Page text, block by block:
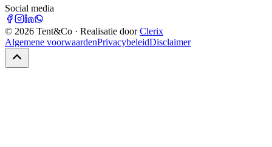
Social media
© 2026 Tent&Co · Realisatie door Clerix
Algemene voorwaardenPrivacybeleidDisclaimer